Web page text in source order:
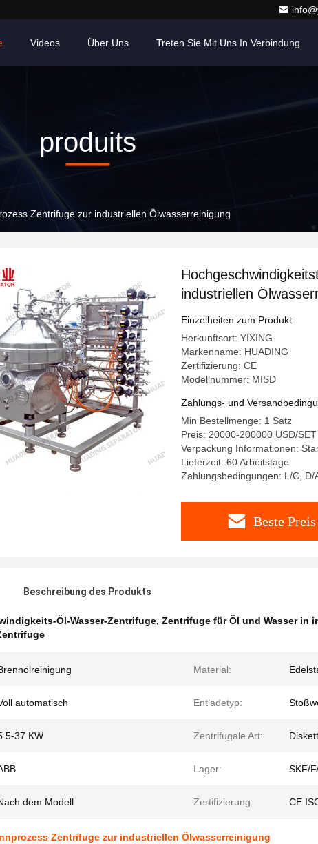
Videos Über Uns Treten Sie Mit Uns In Verbindung
produits
Zentrifuge zur industriellen Ölwasserreinigung
industriellen
Einzelheiten zum Produkt
Herkunftsort: YIXING
Markenname: HUADING
Zertifizierung: CE
Modellnummer: MISD
Zahlungs- und
Min Bestellmenge: 1 Satz
Preis: 20000-200000 USD/SET
Verpackung Informationen:
Lieferzeit: 60 Arbeitstage
Zahlungsbedingungen: L/C, D/
Beste Preis
Beschreibung des Produkts
Öl-Wasser-Zentrifuge, Zentrifuge für Öl und Wasser in
Material:
automatisch Entladetyp:
37 KW Zentrifugale Art:
Lager: SKF/
dem Modell Zertifizierung: CE
Zentrifuge zur industriellen Ölwasserreinigung